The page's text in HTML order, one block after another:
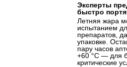
Эксперты
быстро
Летняя жара
испытанием
препаратов,
упаковке.
пару часов
+60 °C — для
критические